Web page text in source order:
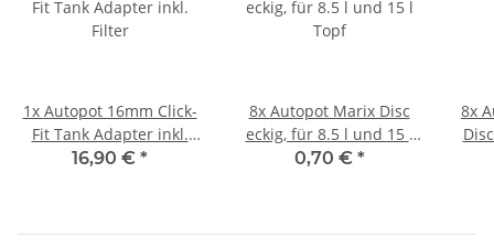
1x Autopot 16mm Click-
Fit Tank Adapter inkl.
Filter
16,90 € *
8x Autopot Marix Disc
eckig, für 8.5 l und 15 l
Topf
0,70 € *
8x